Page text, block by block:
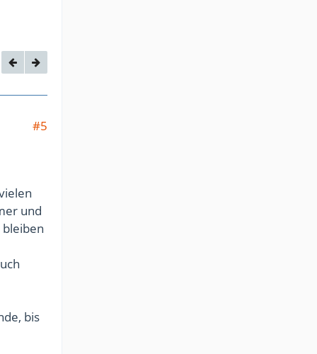
#5
und
bis